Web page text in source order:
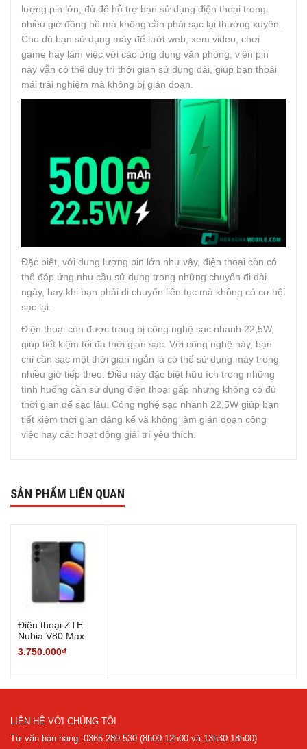
lượng pin lớn, đủ để hỗ trợ bạn sử dụng điện thoại trong
nhiều giờ đồng hồ mà không cần phải sạc lại thường xuyên.
Cho dù bạn sử dụng máy để lướt web, xem video, chơi
game hay làm việc với các ứng dụng văn phòng, viên pin
này vẫn có thể duy trì thời gian sử dụng dài, giúp bạn thoải
mái trải nghiệm mà không bị gián đoạn.
Đặc biệt, với dung lượng pin lớn như vậy, điện thoại còn có
thể đáp ứng nhu cầu sử dụng trong những chuyến đi dài
ngày, hay khi bạn phải di chuyển liên tục mà không có cơ hội
sạc lại.
Điện thoại còn được trang bị công nghệ sạc nhanh 22,5W,
giúp tiết kiệm tối đa thời gian sạc. Với công nghệ này, bạn
chỉ cần sạc một thời gian ngắn là có thể sử dụng máy trong
nhiều giờ tiếp theo. Điều này đặc biệt hữu ích trong những
tình huống cần sử dụng điện thoại gấp nhưng không có đủ
thời gian để sạc lâu. Công nghệ sạc nhanh 22,5W giúp bạn
tiết kiệm thời gian đáng kể và không làm gián đoạn công
việc hay các hoạt động giải trí yêu thích.
SẢN PHẨM LIÊN QUAN
Điện thoại ZTE
Nubia V80 Max
8GB/128GB -
Hàng Chính Hãng
3.750.000₫
LIÊN HỆ VỚI CHÚNG TÔI
Tư vấn bán hàng: 0365.280.530 (8h00-12h00 và 13h30-18h00)